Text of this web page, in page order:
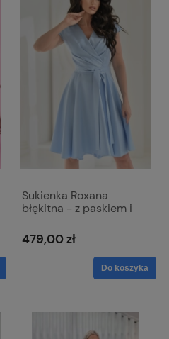
Sukienka Roxana
błękitna - z paskiem i
479,00 zł
Do koszyka